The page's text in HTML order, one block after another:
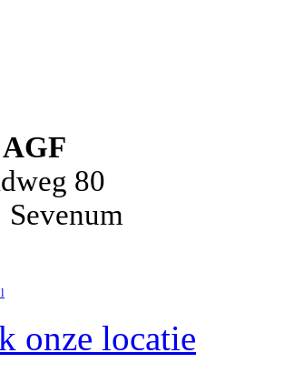
80
onze locatie